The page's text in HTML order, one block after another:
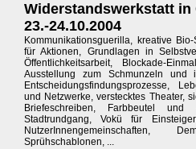
Widerstandswerkstatt in
23.-24.10.2004
Kommunikationsguerilla, kreative
für Aktionen, Grundlagen in
Öffentlichkeitsarbeit, Blockade-
Ausstellung zum Schmunzeln und
Entscheidungsfindungsprozesse,
und Netzwerke, verstecktes Theater,
Briefeschreiben, Farbbeutel und
Stadtrundgang, Vokü für
NutzerInnengemeinschaften,
Sprühschablonen, ...